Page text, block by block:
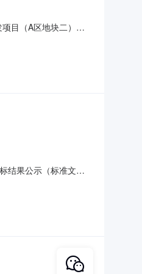
目（A区地块二）施
标代理机构联系电话/
结果公示（标准文
服务中心开标时间